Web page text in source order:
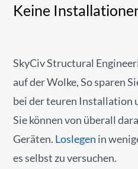
Keine
SkyCiv Structural
auf der Wolke, So sparen
bei der teuren Installation
Sie können von überall
Geräten. Loslegen in
es selbst zu versuchen.